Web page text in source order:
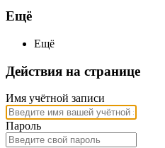
Ещё
Ещё
Действия на странице
Имя учётной записи
Пароль